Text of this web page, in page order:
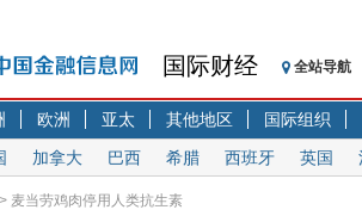
国际财经 全站导航
欧洲 亚太 其他地区
国际组织
加拿大 巴西 希腊 西班牙 英国
> 麦当劳鸡肉停用人类抗生素